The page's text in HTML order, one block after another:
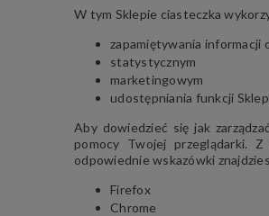
W tym Sklepie ciasteczka
zapamiętywania informacji
statystycznym
marketingowym
udostępniania funkcji
Aby dowiedzieć się jak
pomocy Twojej przeglądarki.
odpowiednie wskazówki
Firefox
Chrome